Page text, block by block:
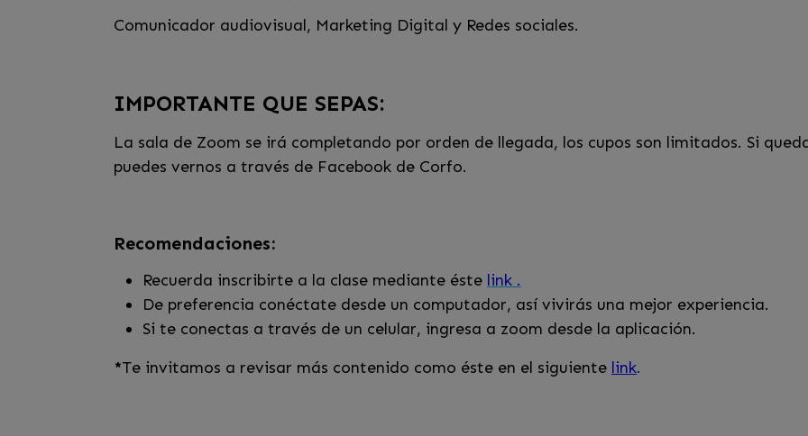
Comunicador audiovisual, Marketing Digital y Redes sociales.
IMPORTANTE QUE SEPAS:
La sala de Zoom se irá completando por orden de llegada, los cupos son limitados. Si
puedes vernos a través de Facebook de Corfo.
Recomendaciones:
Recuerda inscribirte a la clase mediante éste link .
De preferencia conéctate desde un computador, así vivirás una mejor experiencia.
Si te conectas a través de un celular, ingresa a zoom desde la aplicación.
*Te invitamos a revisar más contenido como éste en el siguiente link.